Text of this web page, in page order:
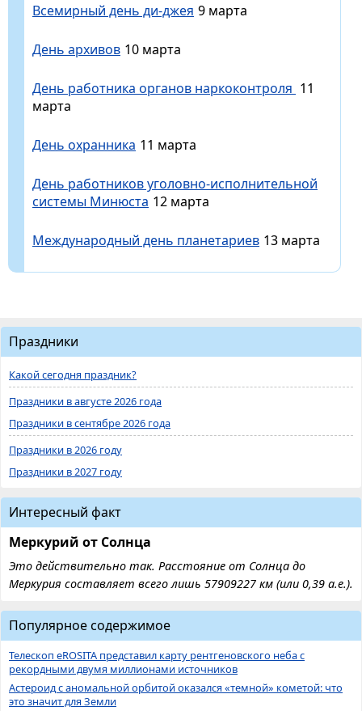
Всемирный день ди-джея 9 марта
День архивов 10 марта
День работника органов наркоконтроля 11
марта
День охранника 11 марта
День работников уголовно-исполнительной
системы Минюста 12 марта
Международный день планетариев 13 марта
Праздники
Какой сегодня праздник?
Праздники в августе 2026 года
Праздники в сентябре 2026 года
Праздники в 2026 году
Праздники в 2027 году
Интересный факт
Меркурий от Солнца
Это действительно так. Расстояние от Солнца до
Меркурия составляет всего лишь 57909227 км (или 0,39 а.е.).
Популярное содержимое
Телескоп eROSITA представил карту рентгеновского неба с
рекордными двумя миллионами источников
Астероид с аномальной орбитой оказался «темной» кометой: что
это значит для Земли